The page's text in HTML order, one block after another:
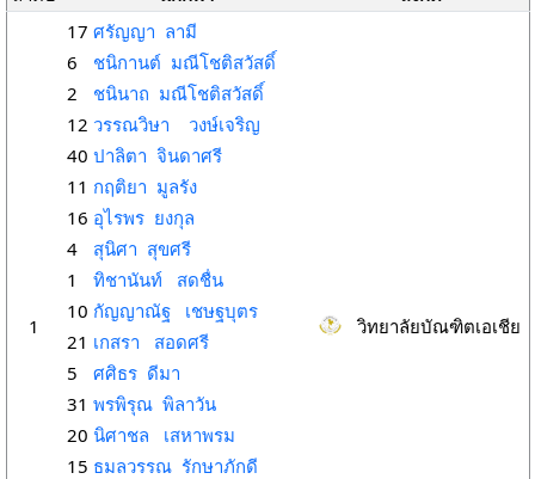
1
17 ศรัญญา ลามี
6
ชนิกานต์ มณีโชติสวัสดิ์
2
ชนินาถ มณีโชติสวัสดิ์
12 วรรณวิษา วงษ์เจริญ
40 ปาลิตา จินดาศรี
11 กฤติยา มูลรัง
16 อุไรพร ยงกุล
4
สุนิศา สุขศรี
1
ทิชานันท์ สดชื่น
10 กัญญาณัฐ เชษฐบุตร
21 เกสรา สอดศรี
5
ศศิธร ดีมา
31 พรพิรุณ พิลาวัน
20 นิศาชล เสหาพรม
15 ธมลวรรณ รักษาภักดี
วิทยาลัยบัณฑิตเอเชีย